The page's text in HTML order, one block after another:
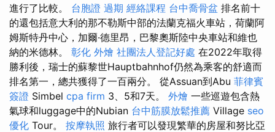
進行了比較。 台胞證 過期 經絡課程 台中喬骨盆 排名前十
的還包括意大利的那不勒斯中部的法蘭克福火車站，荷蘭阿
姆斯特丹中心，加爾·德里昂，巴黎奧斯陸中央車站和維也
納的米德林。 彰化 外燴 社團法人登記好處 在2022年取得
勝利後，瑞士的蘇黎世Hauptbahnhof仍然為乘客的舒適而
排名第一，總共獲得了一百兩分。 從Assuan到Abu 菲律賓
簽證 Simbel cpa firm 3、5和7天。 外燴 一些巡遊包含熱
氣球和luggage中的Nubian 台中筋膜放鬆推薦 Village seo
優化 Tour。 按摩執照 旅行者可以發現繁華的房屋和努比亞